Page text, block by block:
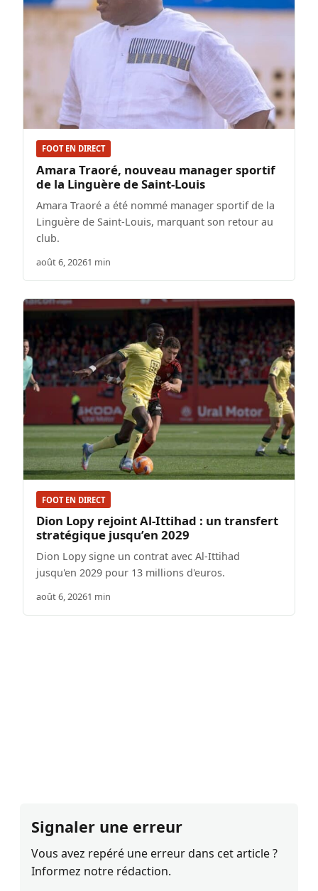
FOOT EN DIRECT
Amara Traoré, nouveau manager sportif
de la Linguère de Saint-Louis
Amara Traoré a été nommé manager sportif de la
Linguère de Saint-Louis, marquant son retour au
club.
août 6, 20261 min
FOOT EN DIRECT
Dion Lopy rejoint Al-Ittihad : un transfert
stratégique jusqu’en 2029
Dion Lopy signe un contrat avec Al-Ittihad
jusqu'en 2029 pour 13 millions d'euros.
août 6, 20261 min
Signaler une erreur
Vous avez repéré une erreur dans cet article ?
Informez notre rédaction.